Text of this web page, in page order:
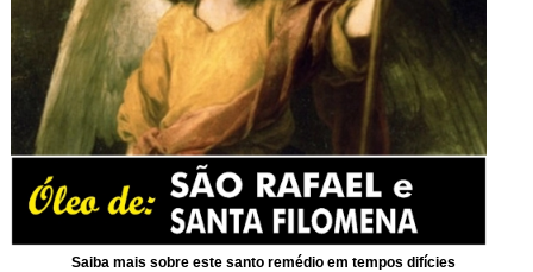
Saiba mais sobre este santo remédio em tempos difícies